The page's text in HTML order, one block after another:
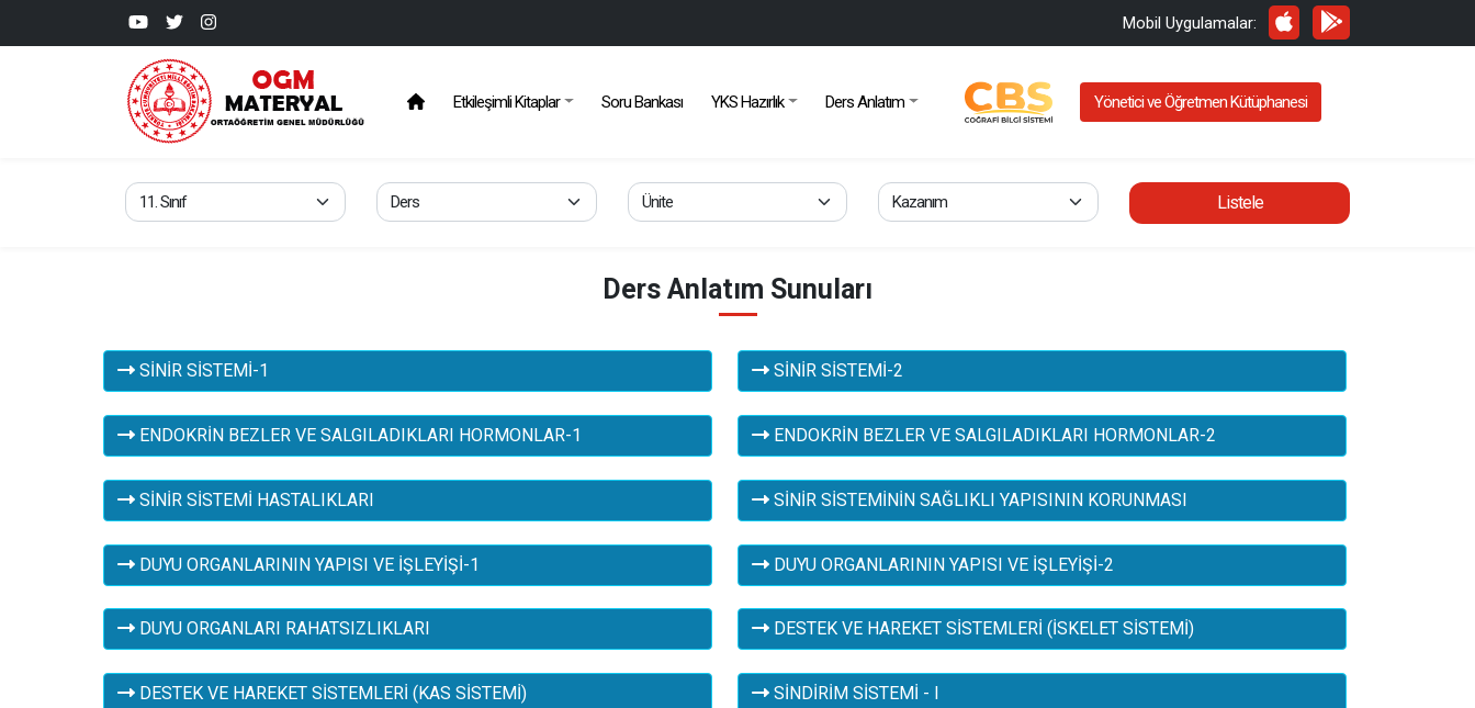
Mobil Uygulamalar:
Etkileşimli Kitaplar Soru Bankası YKS Hazırlık Ders Anlatım Yönetici ve Öğretmen Kütüphanesi
Listele
Ders Anlatım Sunuları
SİNİR SİSTEMİ-1 SİNİR SİSTEMİ-2
ENDOKRİN BEZLER VE SALGILADIKLARI HORMONLAR-1 ENDOKRİN BEZLER VE SALGILADIKLARI HORMONLAR-2
SİNİR SİSTEMİ HASTALIKLARI SİNİR SİSTEMİNİN SAĞLIKLI YAPISININ KORUNMASI
DUYU ORGANLARININ YAPISI VE İŞLEYİŞİ-1 DUYU ORGANLARININ YAPISI VE İŞLEYİŞİ-2
DUYU ORGANLARI RAHATSIZLIKLARI DESTEK VE HAREKET SİSTEMLERİ (İSKELET SİSTEMİ)
DESTEK VE HAREKET SİSTEMLERİ (KAS SİSTEMİ) SİNDİRİM SİSTEMİ - I